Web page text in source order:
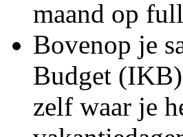
maand op
Bovenop je
Budget
zelf waar je